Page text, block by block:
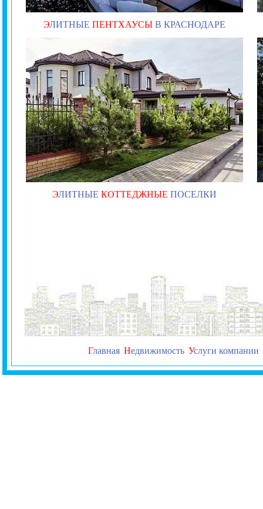
ЭЛИТНЫЕ ПЕНТХАУСЫ В КРАСНОДАРЕ
ЭЛИТНЫЕ КОТТЕДЖНЫЕ ПОСЕЛКИ
Главная Недвижимость Услуги компании